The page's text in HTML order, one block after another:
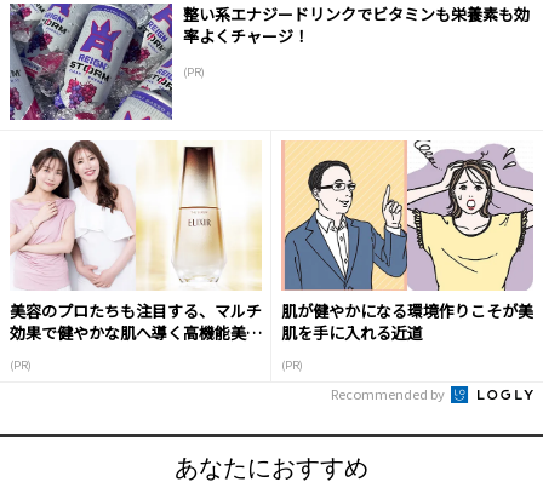
整い系エナジードリンクでビタミンも栄養素も効
率よくチャージ！
(PR)
美容のプロたちも注目する、マルチ
効果で健やかな肌へ導く高機能美容
(PR)
肌が健やかになる環境作りこそが美
肌を手に入れる近道
(PR)
Recommended by
あなたにおすすめ